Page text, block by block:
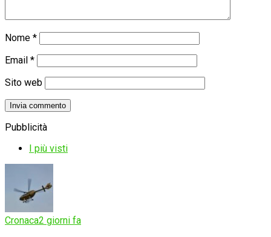
Nome *
Email *
Sito web
Pubblicità
I più visti
Cronaca2 giorni fa